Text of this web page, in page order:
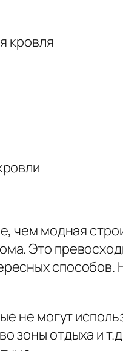
кровля
чем модная
Это
не могут
зоны отдыха и